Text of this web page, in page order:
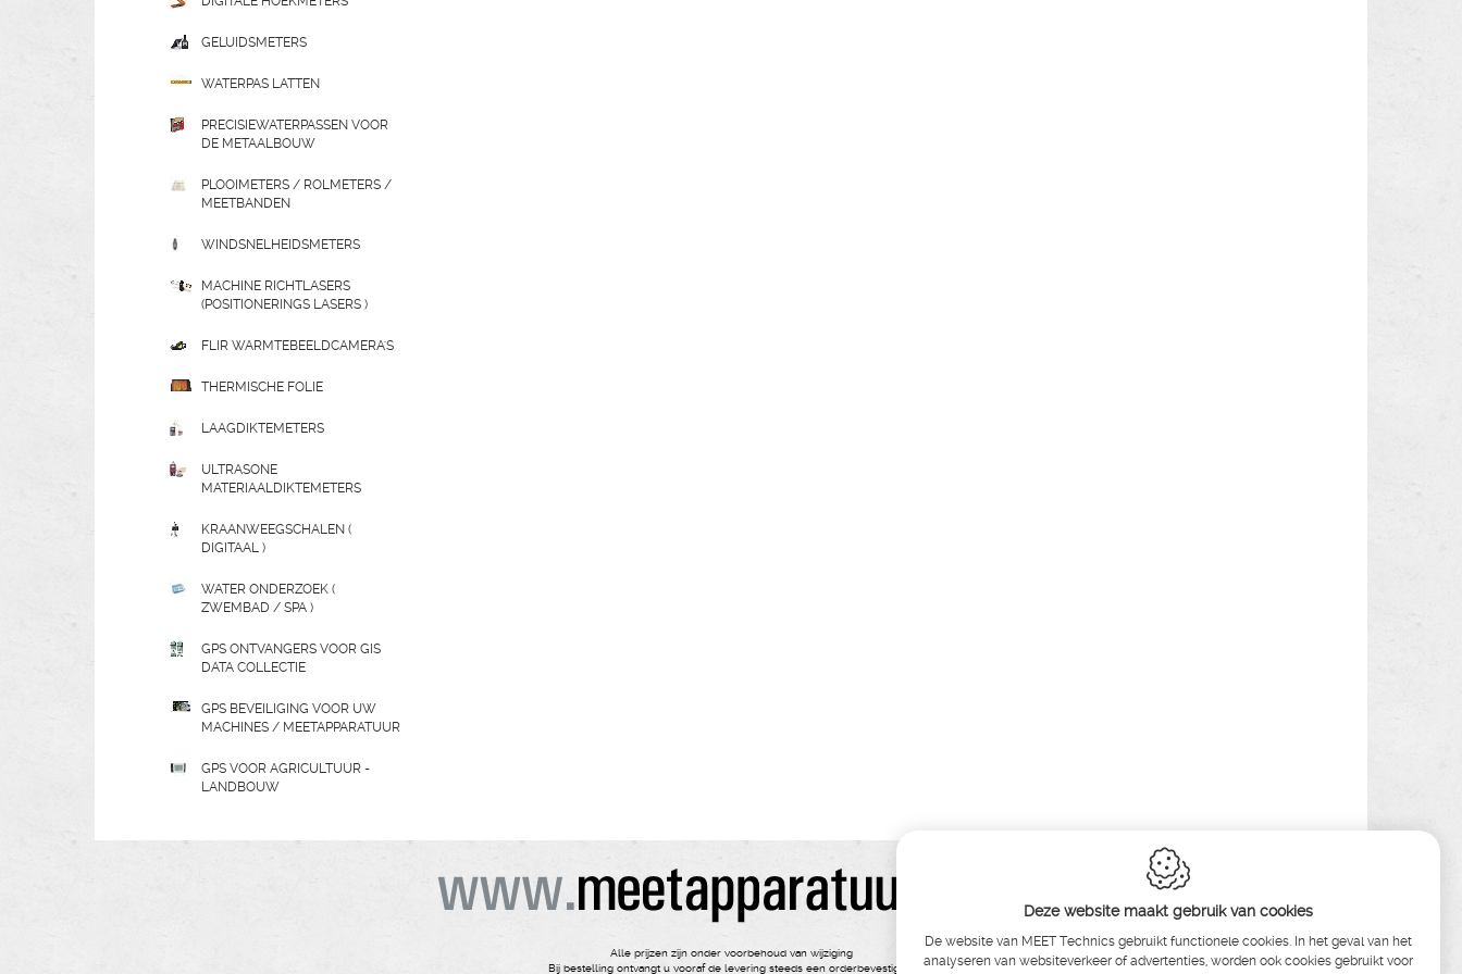
GELUIDSMETERS
WATERPAS LATTEN
PRECISIEWATERPASSEN VOOR
DE METAALBOUW
PLOOIMETERS / ROLMETERS /
MEETBANDEN
WINDSNELHEIDSMETERS
MACHINE RICHTLASERS
(POSITIONERINGS LASERS )
FLIR WARMTEBEELDCAMERA'S
THERMISCHE FOLIE
LAAGDIKTEMETERS
ULTRASONE
MATERIAALDIKTEMETERS
KRAANWEEGSCHALEN (
DIGITAAL )
WATER ONDERZOEK (
ZWEMBAD / SPA )
GPS ONTVANGERS VOOR GIS
DATA COLLECTIE
GPS BEVEILIGING VOOR UW
MACHINES / MEETAPPARATUUR
GPS VOOR AGRICULTUUR -
LANDBOUW
Alle prijzen zijn onder voorbehoud van wijziging
Bij bestelling ontvangt u vooraf de levering steeds een orderbevestiging
Deze website maakt gebruik van cookies
De website van MEET Technics gebruikt functionele cookies. In het geval van het
analyseren van websiteverkeer of advertenties, worden ook cookies gebruikt voor